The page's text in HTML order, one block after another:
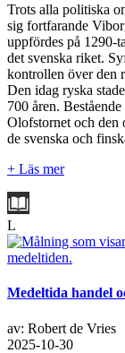
Trots alla politiska
sig fortfarande
uppfördes på 1290-
det svenska riket.
kontrollen över den
Den idag ryska
700 åren.
Olofstornet och den
de svenska och
+ Läs mer
L
Medeltida handel
av: Robert de Vries
2025-10-30